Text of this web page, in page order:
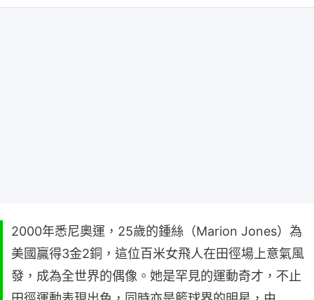
2000年悉尼奧運，25歲的鍾絲（Marion Jones）為
美國贏得3金2銅，這位百米女飛人在田徑場上意氣風
發，成為全世界的偶像。她是罕見的運動奇才，不止